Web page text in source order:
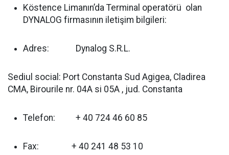
Köstence Limanın’da Terminal operatörü olan
DYNALOG firmasının iletişim bilgileri:
Adres: Dynalog S.R.L.
Sediul social: Port Constanta Sud Agigea, Cladirea
CMA, Birourile nr. 04A si 05A , jud. Constanta
Telefon: + 40 724 46 60 85
Fax: + 40 241 48 53 10